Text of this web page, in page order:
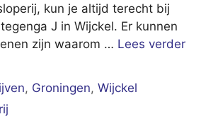
kun je altijd terecht bij
J in Wijckel. Er kunnen
zijn waarom … Lees verder
, Groningen,Wijckel